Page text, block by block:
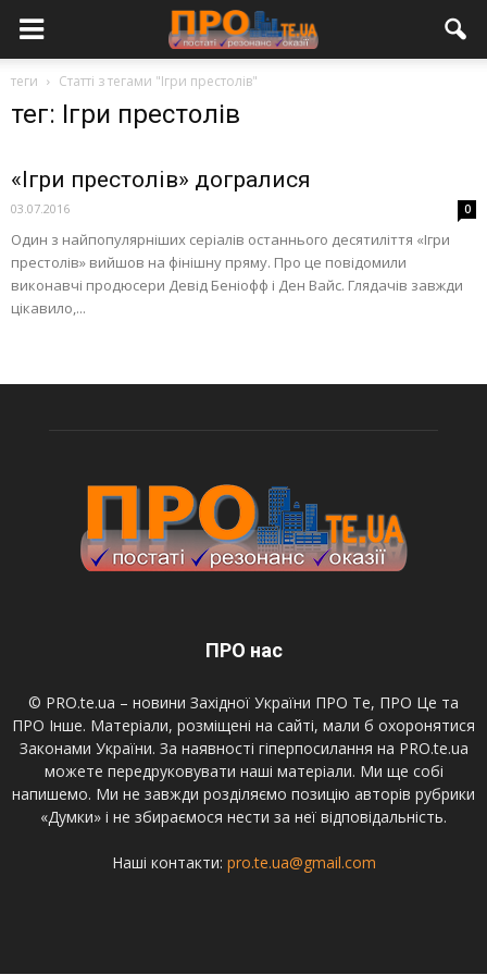
теги Статті з тегами "Ігри престолів"
тег: Ігри престолів
«Ігри престолів» догралися
03.07.2016 0
Один з найпопулярніших серіалів останнього десятиліття «Ігри
престолів» вийшов на фінішну пряму. Про це повідомили
виконавчі продюсери Девід Беніофф і Ден Вайс. Глядачів завжди
цікавило,...
ПРО нас
© PRO.te.ua – новини Західної України ПРО Те, ПРО Це та
ПРО Інше. Матеріали, розміщені на сайті, мали б охоронятися
Законами України. За наявності гіперпосилання на PRO.te.ua
можете передруковувати наші матеріали. Ми ще собі
напишемо. Ми не завжди розділяємо позицію авторів рубрики
«Думки» і не збираємося нести за неї відповідальність.
Наші контакти: pro.te.ua@gmail.com